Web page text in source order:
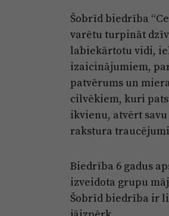
Šobrīd biedrība
varētu turpināt
labiekārtotu vidi,
izaicinājumiem,
patvērums un
cilvēkiem, kuri
ikvienu, atvērt
rakstura
Biedrība 6 gadus
izveidota grupu
Šobrīd biedrība ir